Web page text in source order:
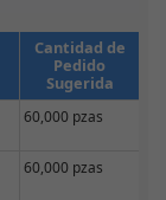
Cantidad de
Pedido
Sugerida
60,000 pzas
60,000 pzas